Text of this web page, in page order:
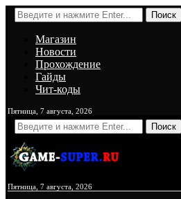
Поиск
Магазин
Новости
Прохождение
Гайды
Чит-коды
Пятница, 7 августа, 2026
Поиск
Пятница, 7 августа, 2026